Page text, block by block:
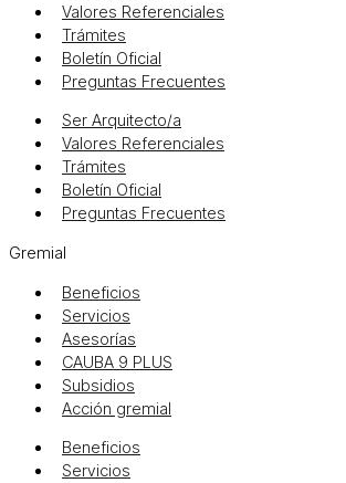
Valores Referenciales
Trámites
Boletín Oficial
Preguntas Frecuentes
Ser Arquitecto/a
Valores Referenciales
Trámites
Boletín Oficial
Preguntas Frecuentes
Gremial
Beneficios
Servicios
Asesorías
CAUBA 9 PLUS
Subsidios
Acción gremial
Beneficios
Servicios